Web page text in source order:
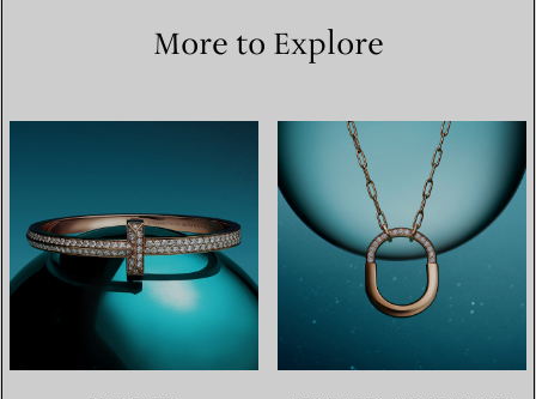
More to Explore